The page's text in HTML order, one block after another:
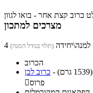
מצרכים למתכון
(תלוי בגודל המנה)
הכרוב
כרוב לבן -
(1539 גרם)
פרוס